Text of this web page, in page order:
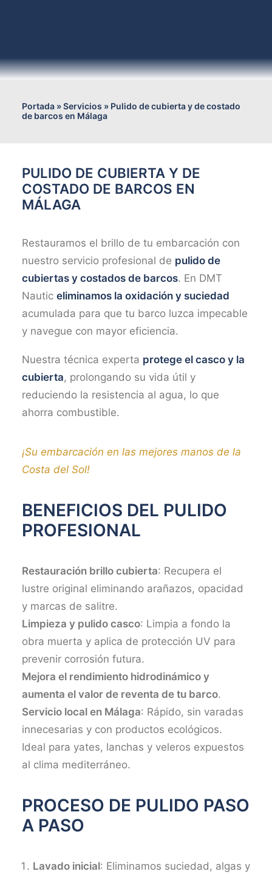
Portada »Servicios » Pulido de cubierta y de costado
de barcos en Málaga
PULIDO DE CUBIERTA Y DE
COSTADO DE BARCOS EN
MÁLAGA
Restauramos el brillo de tu embarcación con
nuestro servicio profesional de pulido de
cubiertas y costados de barcos. En DMT
Nautic eliminamos la oxidación y suciedad
acumulada para que tu barco luzca impecable
y navegue con mayor eficiencia.​
​Nuestra técnica experta protege el casco y la
cubierta, prolongando su vida útil y
reduciendo la resistencia al agua, lo que
ahorra combustible.
¡Su embarcación en las mejores manos de la
Costa del Sol!
BENEFICIOS DEL PULIDO
PROFESIONAL
Restauración brillo cubierta: Recupera el
lustre original eliminando arañazos, opacidad
y marcas de salitre.
Limpieza y pulido casco: Limpia a fondo la
obra muerta y aplica de protección UV para
prevenir corrosión futura.​
Mejora el rendimiento hidrodinámico y
aumenta el valor de reventa de tu barco.
Servicio local en Málaga: Rápido, sin varadas
innecesarias y con productos ecológicos.
Ideal para yates, lanchas y veleros expuestos
al clima mediterráneo.
PROCESO DE PULIDO PASO
A PASO
Lavado inicial: Eliminamos suciedad, algas y
Para que
nuestra web
mejor posible
durante tu
algunas
funcionalidades
desaparecerán
de la web.
Marketing
Al compartir tus
comportamiento
mientras visitas
aumentas la
posibilidad de
ofertas
personalizados.